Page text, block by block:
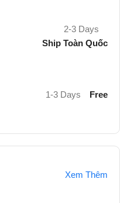
2-3 Days
Ship Toàn Quốc
1-3 Days Free
Xem Thêm